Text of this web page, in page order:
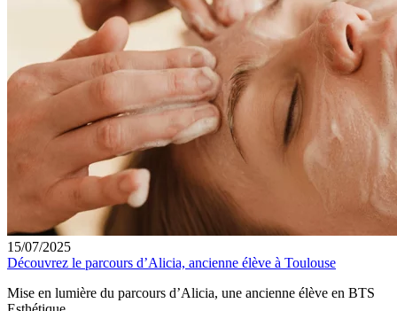
15/07/2025
Découvrez le parcours d’Alicia, ancienne élève à Toulouse
Mise en lumière du parcours d’Alicia, une ancienne élève en BTS